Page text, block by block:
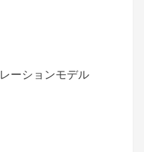
ーションモデル